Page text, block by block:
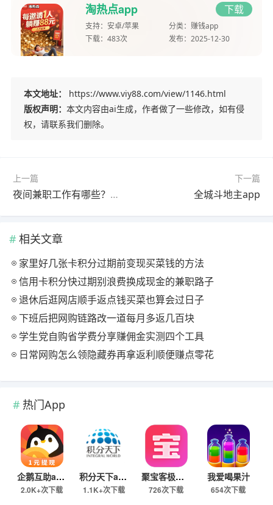
淘热点app 下载
支持： 安卓/苹果 分类： 赚钱app
下载： 483次 发布： 2025-12-30
本文地址：
https://www.viy88.com/view/1146.html
版权声明： 本文内容由ai生成，作者做了一些修改，如有侵
权，请联系我们删除。
上一篇
夜间兼职工作有哪些？分享四个适合晚上在家做的兼职副业
下一篇
全城斗地主app
相关文章
家里好几张卡积分过期前变现买菜钱的方法
信用卡积分快过期别浪费换成现金的兼职路子
退休后逛网店顺手返点钱买菜也算会过日子
下班后把网购链路改一道每月多返几百块
学生党自购省学费分享赚佣金实测四个工具
日常网购怎么领隐藏券再拿返利顺便赚点零花
热门App
企鹅互助app
2.0K+次下载
积分天下app
1.1K+次下载
聚宝客极速版
726次下载
我爱喝果汁
654次下载